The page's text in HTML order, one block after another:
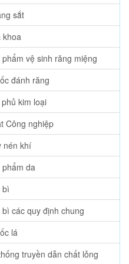
sắt
khoa
phẩm vệ sinh răng miệng
đánh răng
kim loại
Công nghiệp
nén khí
phẩm da
bì
bì các quy định chung
lá
truyền dẫn chất lỏng